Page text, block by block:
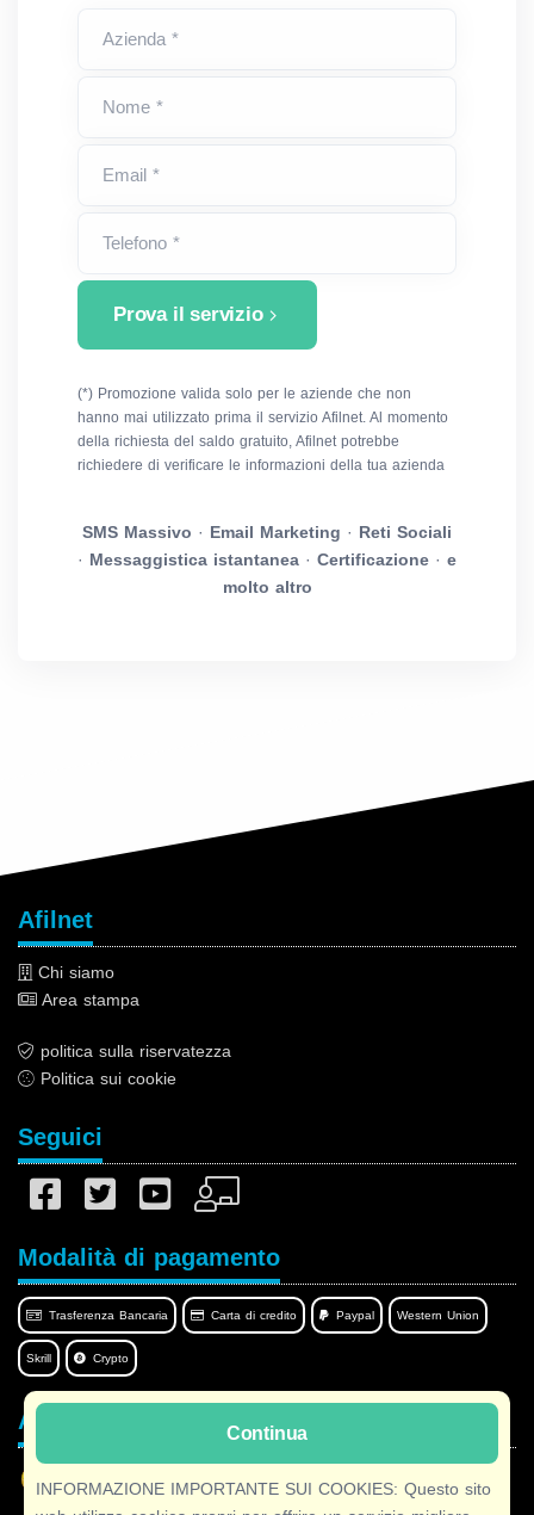
Azienda *
Nome *
Email *
Telefono *
Prova il servizio
(*) Promozione valida solo per le aziende che non
hanno mai utilizzato prima il servizio Afilnet. Al momento
della richiesta del saldo gratuito, Afilnet potrebbe
richiedere di verificare le informazioni della tua azienda
SMS Massivo · Email Marketing · Reti Sociali
· Messaggistica istantanea · Certificazione · e
molto altro
Continua
INFORMAZIONE IMPORTANTE SUI COOKIES: Questo sito
Afilnet
Chi siamo
Area stampa
politica sulla riservatezza
Politica sui cookie
Seguici
Modalità di pagamento
Trasferenza Bancaria Carta di credito Paypal Western Union
Skrill Crypto
Afilnet nella tua lingua